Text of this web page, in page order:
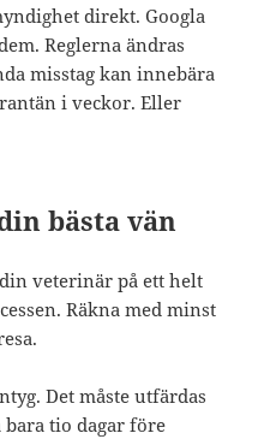
direkt. Googla
Reglerna ändras
misstag kan innebära
i veckor. Eller
bästa vän
veterinär på ett helt
Räkna med minst
Det måste utfärdas
tio dagar före